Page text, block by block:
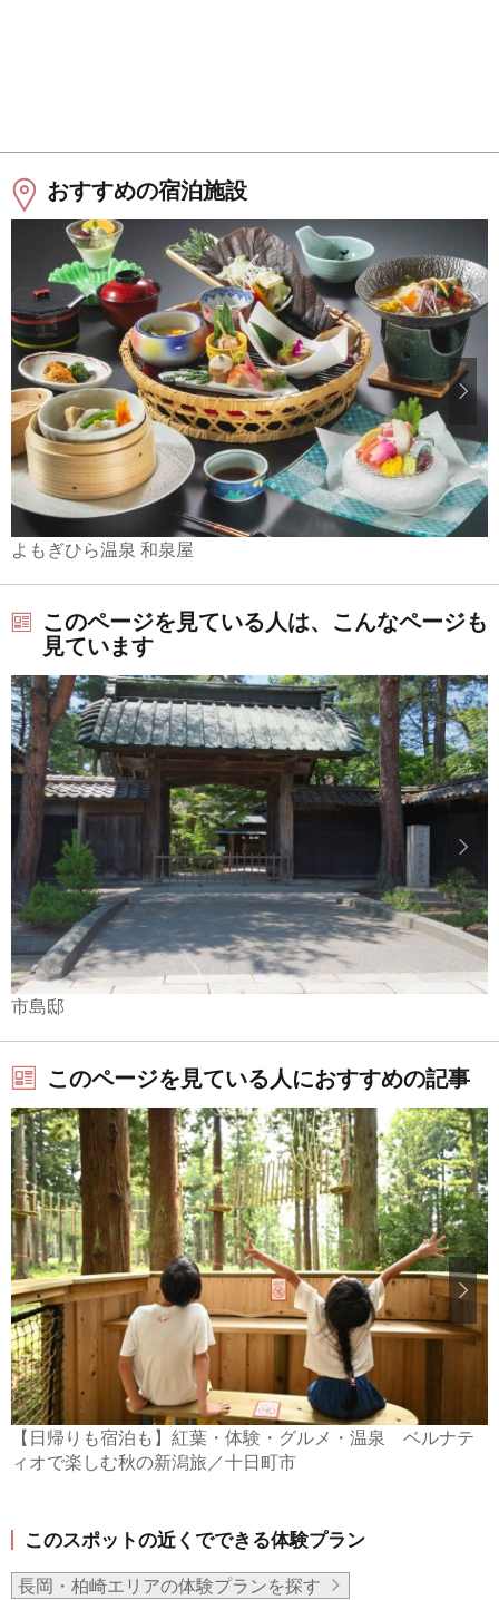
おすすめの宿泊施設
よもぎひら温泉 和泉屋
このページを見ている人は、こんなページも
見ています
市島邸
このページを見ている人におすすめの記事
【日帰りも宿泊も】紅葉・体験・グルメ・温泉 ベルナテ
ィオで楽しむ秋の新潟旅／十日町市
このスポットの近くでできる体験プラン
長岡・柏崎エリアの体験プランを探す